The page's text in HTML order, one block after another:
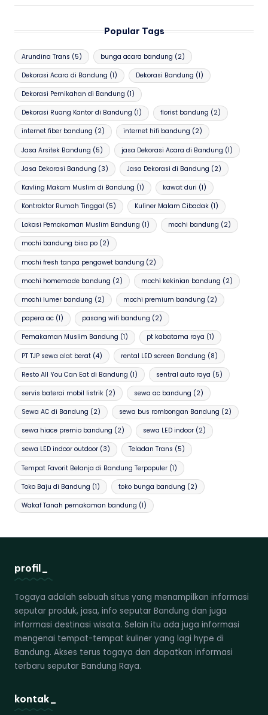
Popular Tags
Arundina Trans (5) bunga acara bandung (2)
Dekorasi Acara di Bandung (1) Dekorasi Bandung (1)
Dekorasi Pernikahan di Bandung (1)
Dekorasi Ruang Kantor di Bandung (1) florist bandung (2)
internet fiber bandung (2) internet hifi bandung (2)
Jasa Arsitek Bandung (5) jasa Dekorasi Acara di Bandung (1)
Jasa Dekorasi Bandung (3) Jasa Dekorasi di Bandung (2)
Kavling Makam Muslim di Bandung (1) kawat duri (1)
Kontraktor Rumah Tinggal (5) Kuliner Malam Cibadak(1)
Lokasi Pemakaman Muslim Bandung (1) mochi bandung (2)
mochi bandung bisa po (2)
mochi fresh tanpa pengawet bandung (2)
mochi homemade bandung (2) mochi kekinian bandung (2)
mochi lumer bandung (2) mochi premium bandung (2)
papera ac (1) pasang wifi bandung (2)
Pemakaman Muslim Bandung (1) pt kabatama raya (1)
PT TJP sewa alat berat (4) rental LED screen Bandung (8)
Resto All You Can Eat di Bandung (1) sentral auto raya (5)
servis baterai mobil listrik (2) sewa ac bandung (2)
Sewa AC di Bandung (2) sewa bus rombongan Bandung (2)
sewa hiace premio bandung (2) sewa LED indoor(2)
sewa LED indoor outdoor (3) Teladan Trans (5)
Tempat Favorit Belanja di Bandung Terpopuler (1)
Toko Baju di Bandung (1) toko bunga bandung (2)
Wakaf Tanah pemakaman bandung (1)
profil_
Togaya adalah sebuah situs yang menampilkan informasi
seputar produk, jasa, info seputar Bandung dan juga
informasi destinasi wisata. Selain itu ada juga informasi
mengenai tempat-tempat kuliner yang lagi hype di
Bandung. Akses terus togaya dan dapatkan informasi
terbaru seputar Bandung Raya.
kontak_